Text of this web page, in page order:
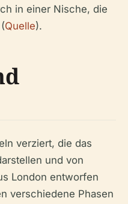
in einer Nische, die
Quelle).
verziert, die das
und von
London entworfen
verschiedene Phasen